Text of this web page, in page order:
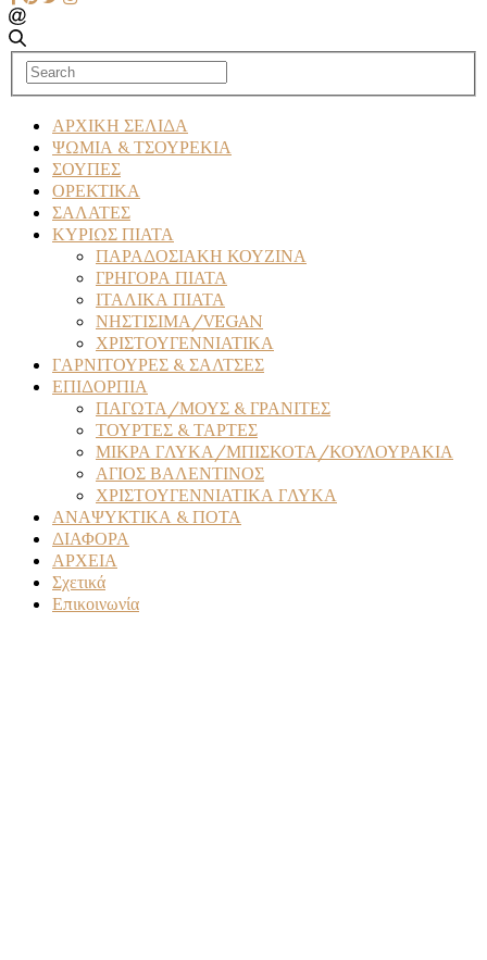
ΑΡΧΙΚΗ ΣΕΛΙΔΑ
ΨΩΜΙΑ & ΤΣΟΥΡΕΚΙΑ
ΣΟΥΠΕΣ
ΟΡΕΚΤΙΚΑ
ΣΑΛΑΤΕΣ
ΚΥΡΙΩΣ ΠΙΑΤΑ
ΠΑΡΑΔΟΣΙΑΚΗ ΚΟΥΖΙΝΑ
ΓΡΗΓΟΡΑ ΠΙΑΤΑ
ΙΤΑΛΙΚΑ ΠΙΑΤΑ
ΝΗΣΤΙΣΙΜΑ/VEGAN
ΧΡΙΣΤΟΥΓΕΝΝΙΑΤΙΚΑ
ΓΑΡΝΙΤΟΥΡΕΣ & ΣΑΛΤΣΕΣ
ΕΠΙΔΟΡΠΙΑ
ΠΑΓΩΤΑ/ΜΟΥΣ & ΓΡΑΝΙΤΕΣ
ΤΟΥΡΤΕΣ & ΤΑΡΤΕΣ
ΜΙΚΡΑ ΓΛΥΚΑ/ΜΠΙΣΚΟΤΑ/ΚΟΥΛΟΥΡΑΚΙΑ
ΑΓΙΟΣ ΒΑΛΕΝΤΙΝΟΣ
ΧΡΙΣΤΟΥΓΕΝΝΙΑΤΙΚΑ ΓΛΥΚΑ
ΑΝΑΨΥΚΤΙΚΑ & ΠΟΤΑ
ΔΙΑΦΟΡΑ
ΑΡΧΕΙΑ
Σχετικά
Επικοινωνία